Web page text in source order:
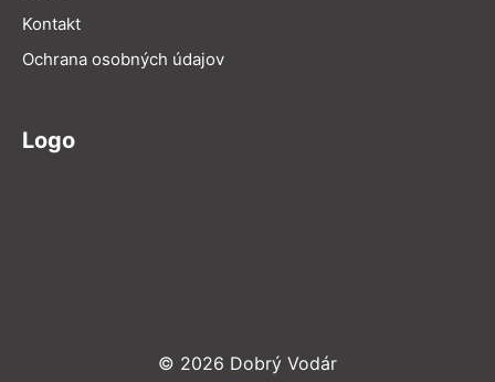
Kontakt
Ochrana osobných údajov
Logo
© 2026 Dobrý Vodár